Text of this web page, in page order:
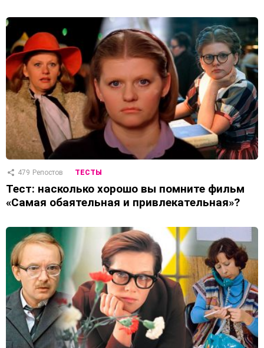
479 Репостов ТЕСТЫ
Тест: насколько хорошо вы помните фильм
«Самая обаятельная и привлекательная»?